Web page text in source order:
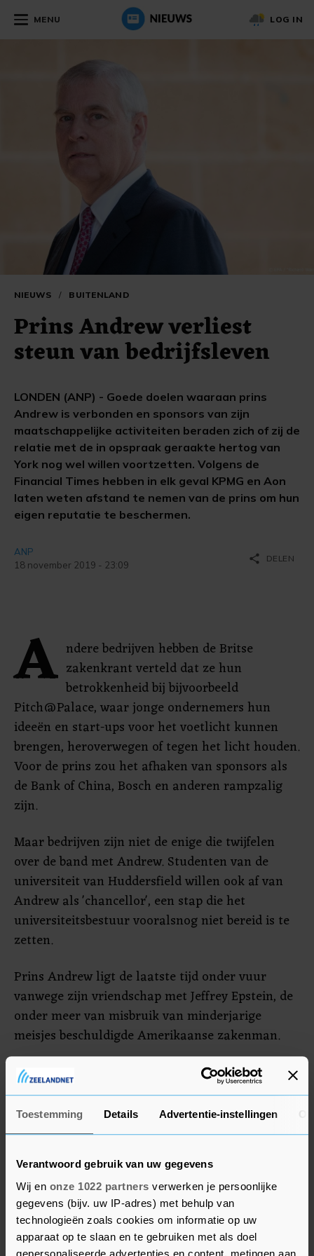
Toestemming Details Advertentie-instellingen
Verantwoord gebruik van uw gegevens
Wij en onze 1022 partners verwerken je persoonlijke
gegevens (bijv. uw IP-adres) met behulp van
technologieën zoals cookies om informatie op uw
apparaat op te slaan en te gebruiken met als doel
gepersonaliseerde advertenties en content, metingen aan
MENU LOG IN
NIEUWS / BUITENLAND
Prins Andrew verliest
steun van bedrijfsleven
LONDEN (ANP) - Goede doelen waaraan prins
Andrew is verbonden en sponsors van zijn
maatschappelijke activiteiten beraden zich of zij de
relatie met de in opspraak geraakte hertog van
York nog wel willen voortzetten. Volgens de
Financial Times hebben in elk geval KPMG en Aon
laten weten afstand te nemen van de prins om hun
eigen reputatie te beschermen.
ANP
18 november 2019 - 23:09
share DELEN
A ndere bedrijven hebben de Britse
zakenkrant verteld dat ze hun
betrokkenheid bij bijvoorbeeld
Pitch@Palace, waar jonge ondernemers hun
ideeën en start-ups voor het voetlicht kunnen
brengen, heroverwegen of tegen het licht houden.
Voor de prins zou het afhaken van sponsors als
de Bank of China, Bosch en anderen rampzalig
zijn.
Maar bedrijven zijn niet de enige die twijfelen
over de band met Andrew. Studenten van de
universiteit van Huddersfield willen ook af van
Andrew als 'chancellor', een stap die het
universiteitsbestuur vooralsnog niet bereid is te
zetten.
Prins Andrew ligt de laatste tijd onder vuur
vanwege zijn vriendschap met Jeffrey Epstein, de
onder meer van misbruik van minderjarige
meisjes beschuldigde Amerikaanse zakenman.
Ook na de veroordeling en celstraf van Jeffrey
Epstein bleef de prins met hem omgaan. De 59-
jarige zoon van koningin Elizabeth heeft daar
achteraf spijt van, zei hij in een gesprek met BBC
Andrew ook dat hij seks zou hebben gehad met
een minderjarig meisje. Het slachtoffer, Virginia
Giuffre, beschuldigt hem daar al jaren van.